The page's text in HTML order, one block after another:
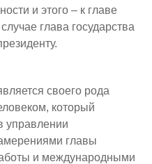
и этого – к главе
глава государства
своего рода
который
управлении
главы
и международными